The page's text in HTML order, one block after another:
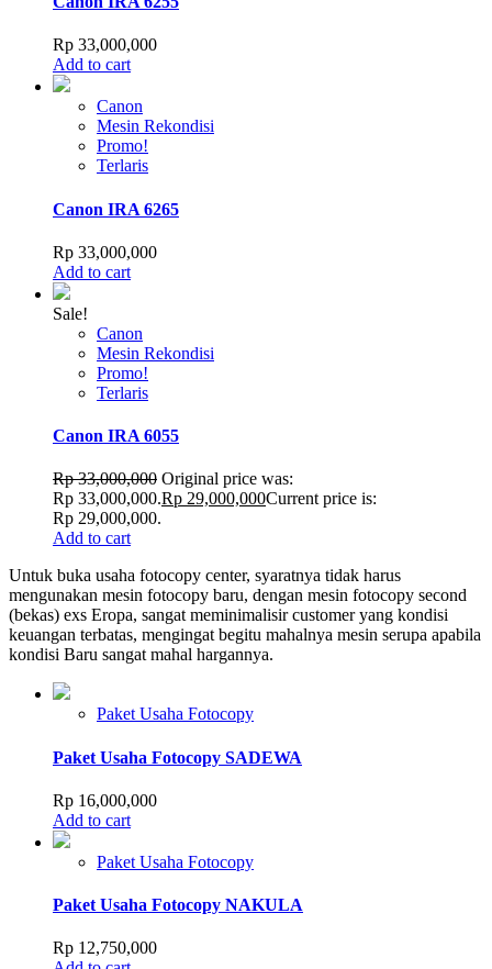
Rp 33,000,000
Add to cart
Canon
Mesin Rekondisi
Promo!
Terlaris
Canon IRA 6265
Rp 33,000,000
Add to cart
Sale!
Canon
Mesin Rekondisi
Promo!
Terlaris
Canon IRA 6055
Rp33,000,000 Original price was:
Rp 33,000,000.Rp 29,000,000Current price is:
Rp 29,000,000.
Add to cart
Untuk buka usaha fotocopy center, syaratnya tidak harus
mengunakan mesin fotocopy baru, dengan mesin fotocopy second
(bekas) exs Eropa, sangat meminimalisir customer yang kondisi
keuangan terbatas, mengingat begitu mahalnya mesin serupa apabila
kondisi Baru sangat mahal hargannya.
Paket Usaha Fotocopy
Paket Usaha Fotocopy SADEWA
Rp 16,000,000
Add to cart
Paket Usaha Fotocopy
Paket Usaha Fotocopy NAKULA
Rp 12,750,000